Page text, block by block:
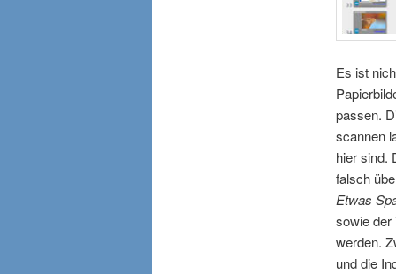
Es ist
passen.
scannen
hier sind.
falsch
Etwas
sowie der
werden.
und die